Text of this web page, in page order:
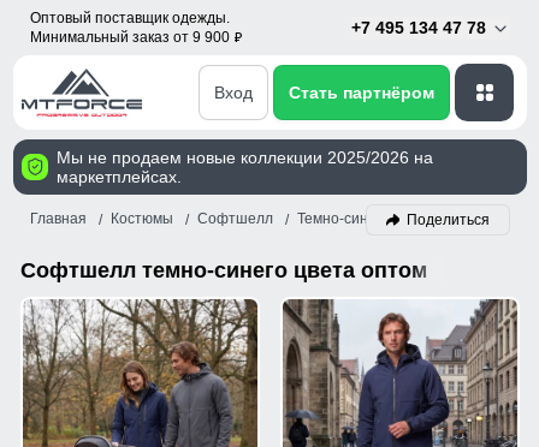
Оптовый поставщик одежды.
Минимальный заказ от 9 900 p
+7 495 134 47 78
Вход Стать партнёром
Мы не продаем новые коллекции 2025/2026 на
маркетплейсах.
Главная Костюмы Софтшелл Темно-синий Поделиться
Софтшелл темно-синего цвета оптом